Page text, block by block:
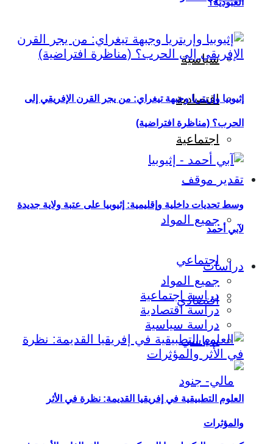
سياسية
اقتصادية
اجتماعية
تقدير موقف
جميع المواد
اجتماعي
اقتصادي
سياسي
العبودية؟
إثيوبيا وإريتريا وجبهة تيغراي: من يجر القرن الإفريقي إلى
الحرب؟ (مناظرة افتراضية)
وسط تحديات داخلية وإقليمية: إثيوبيا على عتبة ولاية جديدة
لآبي أحمد
دراسات
جميع المواد
دراسة اجتماعية
دراسة اقتصادية
دراسة سياسية
العلوم التطبيقية في إفريقيا القديمة: نظرة في الأثر
والمؤثرات